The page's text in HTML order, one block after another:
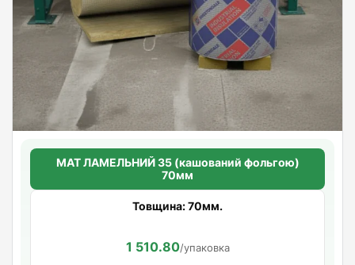
МАТ ЛАМЕЛЬНИЙ 35 (кашований фольгою)
70мм
Товщина: 70мм.
1 510.80/упаковка